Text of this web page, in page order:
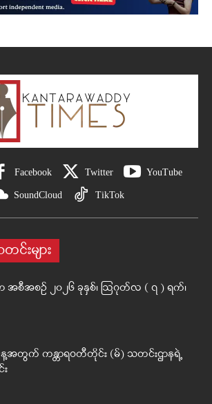
Facebook Twitter YouTube
SoundCloud TikTok
းများ
ာ အစီအစဉ် ၂၀၂၆ ခုနှစ်၊ ဩဂုတ်လ ( ၇ ) ရက်၊
တွက် ကန္တာရဝတီတိုင်း (မ်) သတင်းဌာနရဲ့